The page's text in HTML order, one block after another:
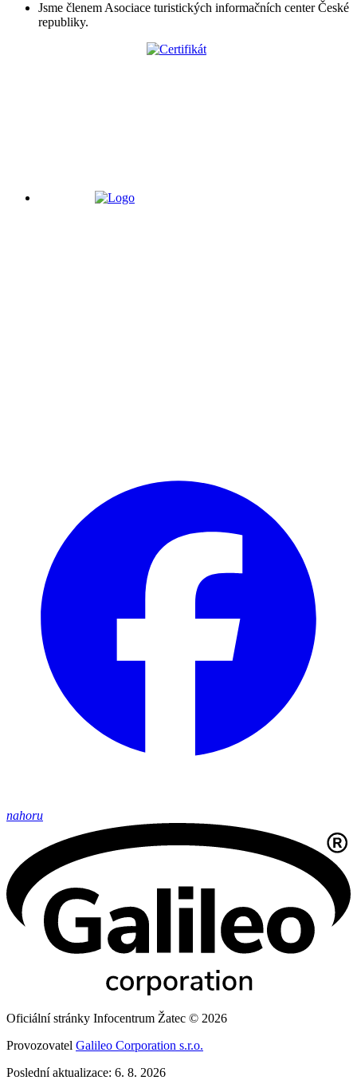
Jsme členem Asociace turistických informačních center České
republiky.
nahoru
Oficiální stránky Infocentrum Žatec © 2026
Provozovatel Galileo Corporation s.r.o.
Poslední aktualizace: 6. 8. 2026